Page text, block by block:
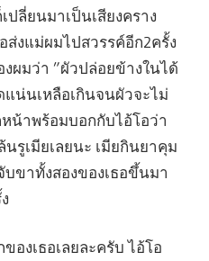
ปลี่ยนมาเป็นเสียงคราง
ส่งแม่ผมไปสวรรค์อีก2ครั้ง
ผมว่า ”ผัวปล่อยข้างในได้
แน่นเหลือเกินจนผัวจะไม่
น้าพร้อมบอกกับไอ้โอว่า
รูเมียเลยนะ เมียกินยาคุม
บขาทั้งสองของเธอขึ้นมา
องเธอเลยละครับ ไอ้โอ